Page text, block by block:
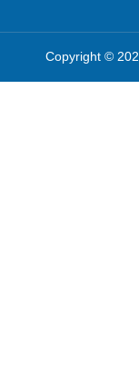
Copyright ©